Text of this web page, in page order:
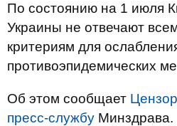
По состоянию на 1 июля
Украины не отвечают
критериям для
противоэпидемических
Об этом сообщает
пресс-службу Минздрава.